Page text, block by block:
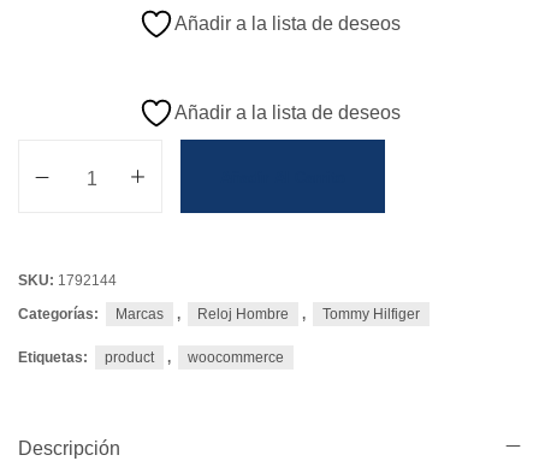
Añadir a la lista de deseos
Añadir a la lista de deseos
SKU: 1792144
Categorías:
Marcas , Reloj Hombre , Tommy Hilfiger
Etiquetas: product , woocommerce
Descripción